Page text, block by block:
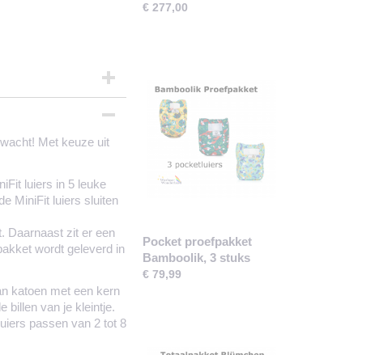
Met keuze uit
luiers in 5 leuke
MiniFit luiers sluiten
Daarnaast zit er een
wordt geleverd in
katoen met een kern
billen van je kleintje.
passen van 2 tot 8
€ 277,00
Pocket proefpakket
Bamboolik, 3 stuks
€ 79,99